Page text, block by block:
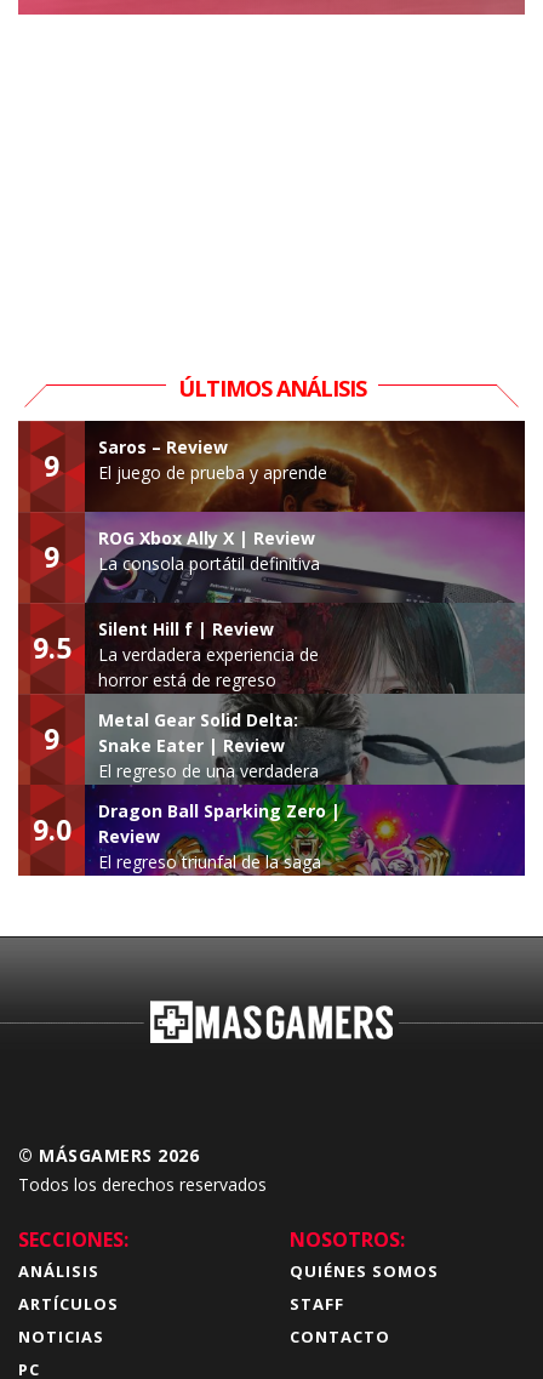
ÚLTIMOS ANÁLISIS
9
Saros – Review
El juego de prueba y aprende
9
ROG Xbox Ally X | Review
La consola portátil definitiva
9.5
Silent Hill f | Review
La verdadera experiencia de
horror está de regreso
9
Metal Gear Solid Delta:
Snake Eater | Review
El regreso de una verdadera
leyenda
9.0
Dragon Ball Sparking Zero |
Review
El regreso triunfal de la saga
© MÁSGAMERS 2026
Todos los derechos reservados
SECCIONES:
ANÁLISIS
ARTÍCULOS
NOTICIAS
PC
NOSOTROS:
QUIÉNES SOMOS
STAFF
CONTACTO